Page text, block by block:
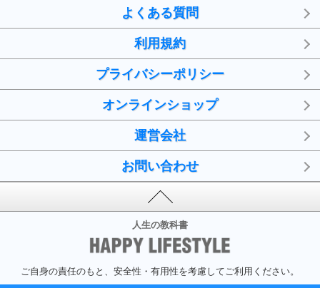
よくある質問
利用規約
プライバシーポリシー
オンラインショップ
運営会社
お問い合わせ
人生の教科書
ご自身の責任のもと、安全性・有用性を考慮してご利用ください。